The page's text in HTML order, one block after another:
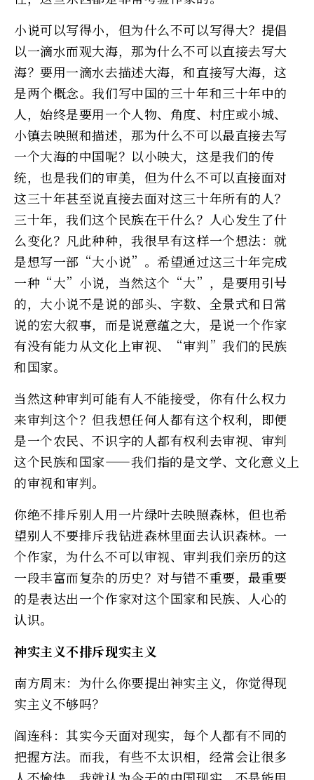
小说可以写得小，但为什么不可以写得大？提倡
以一滴水而观大海，那为什么不可以直接去写大
海？要用一滴水去描述大海，和直接写大海，这
是两个概念。我们写中国的三十年和三十年中的
人，始终是要用一个人物、角度、村庄或小城、
小镇去映照和描述，那为什么不可以最直接去写
一个大海的中国呢？以小映大，这是我们的传
统，也是我们的审美，但为什么不可以直接面对
这三十年甚至说直接去面对这三十年所有的人？
三十年，我们这个民族在干什么？人心发生了什
么变化？凡此种种，我很早有这样一个想法：就
是想写一部“大小说”。希望通过这三十年完成
一种“大”小说，当然这个“大”，是要用引号
的，大小说不是说的部头、字数、全景式和日常
说的宏大叙事，而是说意蕴之大，是说一个作家
有没有能力从文化上审视、“审判”我们的民族
和国家。
当然这种审判可能有人不能接受，你有什么权力
来审判这个？但我想任何人都有这个权利，即便
是一个农民、不识字的人都有权利去审视、审判
这个民族和国家——我们指的是文学、文化意义上
的审视和审判。
你绝不排斥别人用一片绿叶去映照森林，但也希
望别人不要排斥我钻进森林里面去认识森林。一
个作家，为什么不可以审视、审判我们亲历的这
一段丰富而复杂的历史？对与错不重要，最重要
的是表达出一个作家对这个国家和民族、人心的
认识。
神实主义不排斥现实主义
南方周末：为什么你要提出神实主义，你觉得现
实主义不够吗？
阎连科：其实今天面对现实，每个人都有不同的
把握方法。而我，有些不太识相，经常会让很多